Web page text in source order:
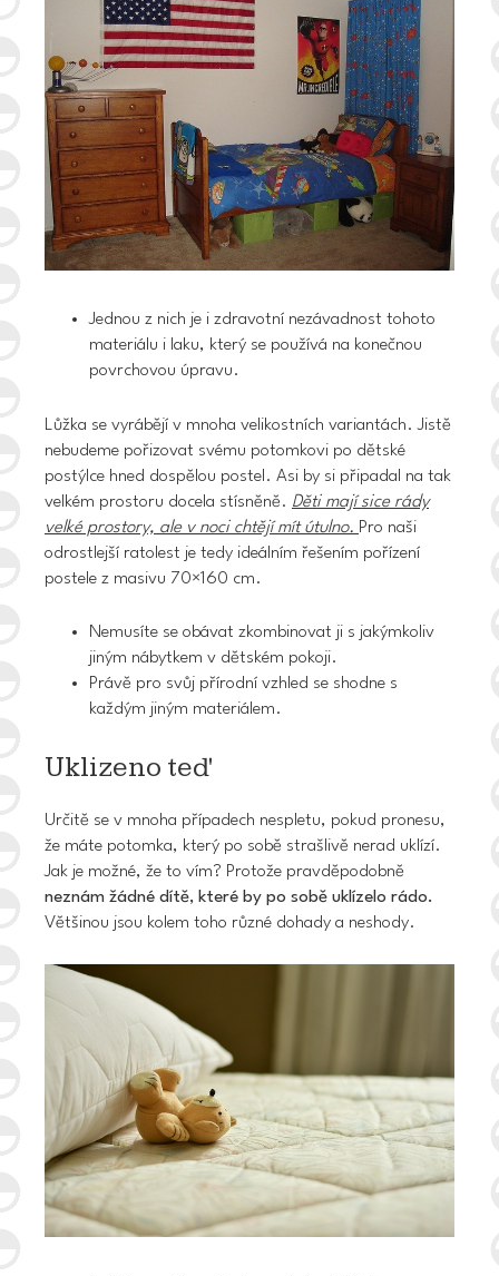
Jednou z nich je i zdravotní nezávadnost tohoto
materiálu i laku, který se používá na konečnou
povrchovou úpravu.
Lůžka se vyrábějí v mnoha velikostních variantách. Jistě
nebudeme pořizovat svému potomkovi po dětské
postýlce hned dospělou postel. Asi by si připadal na tak
velkém prostoru docela stísněně. Děti mají sice rády
velké prostory, ale v noci chtějí mít útulno. Pro naši
odrostlejší ratolest je tedy ideálním řešením pořízení
postele z masivu 70×160 cm.
Nemusíte se obávat zkombinovat ji s jakýmkoliv
jiným nábytkem v dětském pokoji.
Právě pro svůj přírodní vzhled se shodne s
každým jiným materiálem.
Uklizeno teď
Určitě se v mnoha případech nespletu, pokud pronesu,
že máte potomka, který po sobě strašlivě nerad uklízí.
Jak je možné, že to vím? Protože pravděpodobně
neznám žádné dítě, které by po sobě uklízelo rádo.
Většinou jsou kolem toho různé dohady a neshody.